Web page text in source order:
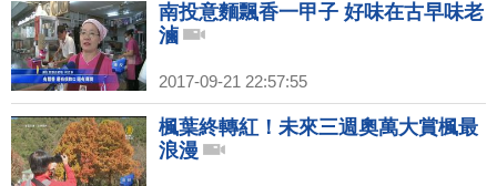
南投意麵飄香一甲子 好味在古早味老
滷
2017-09-21 22:57:55
楓葉終轉紅！未來三週奧萬大賞楓最
浪漫